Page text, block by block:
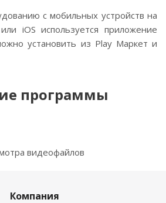
с мобильных устройств на
iOS используется приложение
установить из Play Маркет и
программы
видеофайлов
Компания